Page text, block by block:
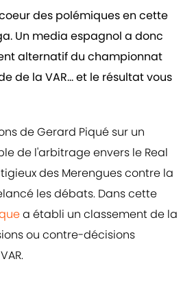
des polémiques en cette
Un media espagnol a donc
alternatif du championnat
de la VAR... et le résultat vous
de Gerard Piqué sur un
de l'arbitrage envers le Real
des Merengues contre la
les débats. Dans cette
a établi un classement de la
ou contre-décisions